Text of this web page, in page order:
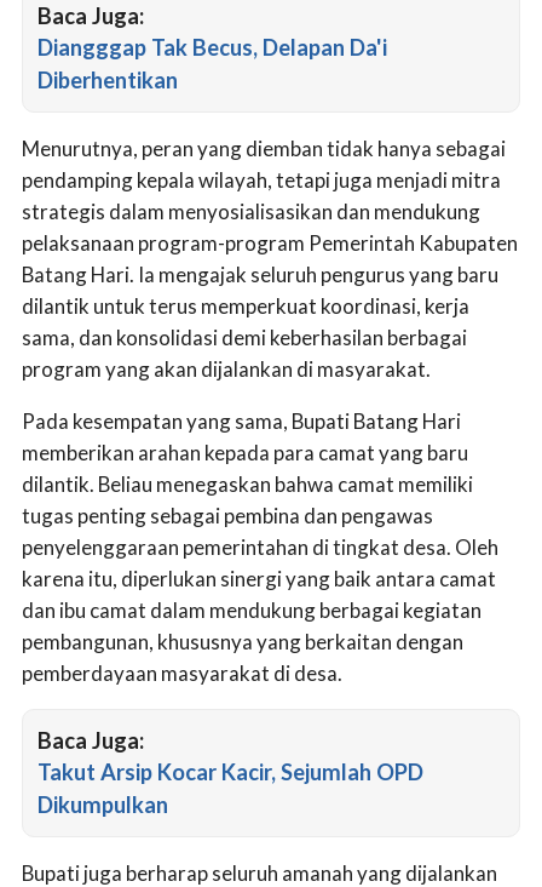
Baca Juga:
Diangggap Tak Becus, Delapan Da'i
Diberhentikan
Menurutnya, peran yang diemban tidak hanya sebagai
pendamping kepala wilayah, tetapi juga menjadi mitra
strategis dalam menyosialisasikan dan mendukung
pelaksanaan program-program Pemerintah Kabupaten
Batang Hari. Ia mengajak seluruh pengurus yang baru
dilantik untuk terus memperkuat koordinasi, kerja
sama, dan konsolidasi demi keberhasilan berbagai
program yang akan dijalankan di masyarakat.
Pada kesempatan yang sama, Bupati Batang Hari
memberikan arahan kepada para camat yang baru
dilantik. Beliau menegaskan bahwa camat memiliki
tugas penting sebagai pembina dan pengawas
penyelenggaraan pemerintahan di tingkat desa. Oleh
karena itu, diperlukan sinergi yang baik antara camat
dan ibu camat dalam mendukung berbagai kegiatan
pembangunan, khususnya yang berkaitan dengan
pemberdayaan masyarakat di desa.
Baca Juga:
Takut Arsip Kocar Kacir, Sejumlah OPD
Dikumpulkan
Bupati juga berharap seluruh amanah yang dijalankan